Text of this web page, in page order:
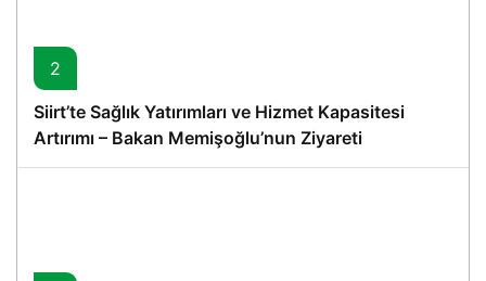
2
Siirt’te Sağlık Yatırımları ve Hizmet Kapasitesi
Artırımı – Bakan Memişoğlu’nun Ziyareti